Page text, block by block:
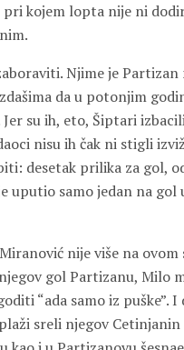
kojem lopta nije ni
Njime je
da u potonjim
su ih, eto, Šiptari
nisu ih čak ni stigli
desetak prilika za gol,
samo jedan na gol
nije više na ovom
gol Partizanu, Milo
“ada samo iz puške”.
sreli njegov Cetinjanin